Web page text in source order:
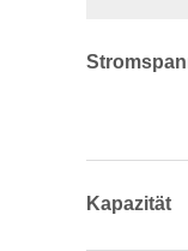
Kapazität